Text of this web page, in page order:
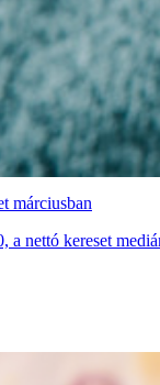
márciusban
a nettó kereset